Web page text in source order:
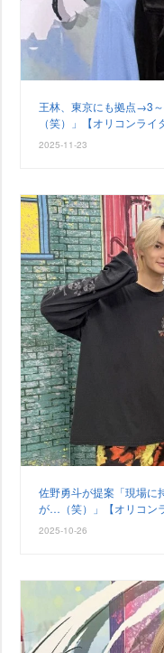
王林、東京にも拠点→3
（笑）」【オリコンライ
2025-11-23
佐野勇斗が提案「現場に
が…（笑）」【オリコン
2025-10-26